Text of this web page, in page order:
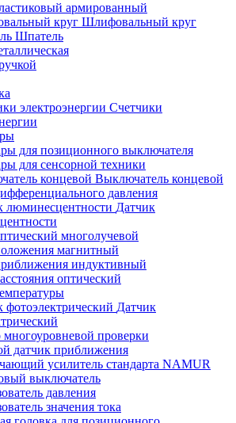
армированный
Шлифовальный круг
Шпатель
Счетчики
для позиционного выключателя
для сенсорной техники
Выключатель концевой
давления
Датчик
многолучевой
магнитный
индуктивный
оптический
Датчик
многоуровневой проверки
датчик приближения
усилитель стандарта NAMUR
выключатель
давления
значения тока